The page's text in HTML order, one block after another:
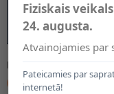
MODELIS:
62.25€
Fiziskais
24. augusta.
Atvainojamies par
Pateicamies par
internetā!